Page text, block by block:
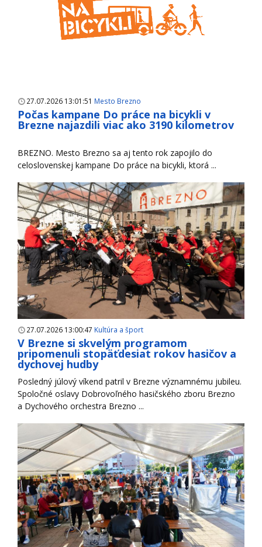
27.07.2026 13:01:51 Mesto Brezno
Počas kampane Do práce na bicykli v
Brezne najazdili viac ako 3190 kilometrov
BREZNO. Mesto Brezno sa aj tento rok zapojilo do
celoslovenskej kampane Do práce na bicykli, ktorá ...
27.07.2026 13:00:47 Kultúra a šport
V Brezne si skvelým programom
pripomenuli stopäťdesiat rokov hasičov a
dychovej hudby
Posledný júlový víkend patril v Brezne významnému jubileu.
Spoločné oslavy Dobrovoľného hasičského zboru Brezno
a Dychového orchestra Brezno ...